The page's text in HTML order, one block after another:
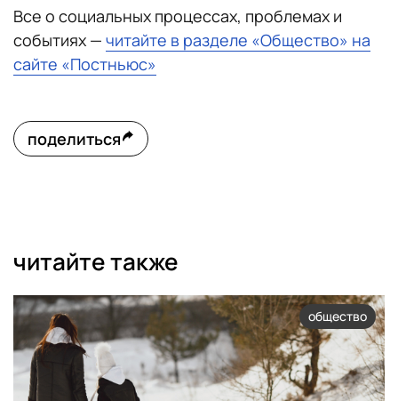
Все о социальных процессах, проблемах и
событиях — читайте в разделе «Общество» на
сайте «Постньюс»
поделиться
читайте также
общество